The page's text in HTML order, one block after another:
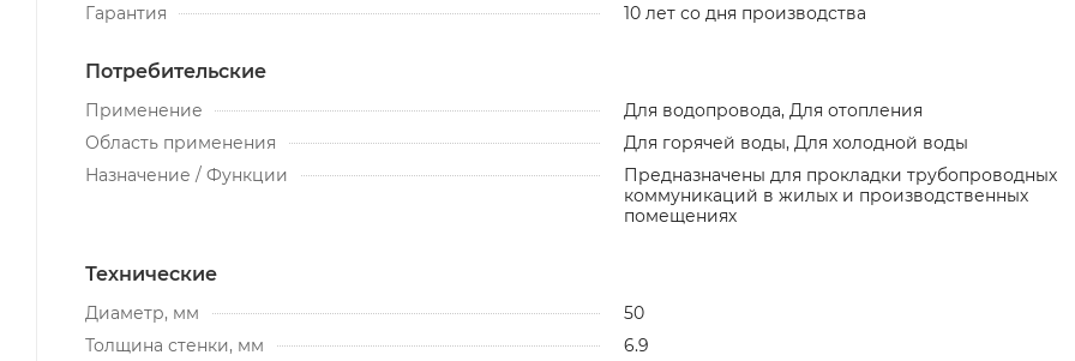
Гарантия
10 лет со дня производства
Потребительские
Применение
Для водопровода, Для отопления
Область применения
Для горячей воды, Для холодной воды
Назначение / Функции
Предназначены для прокладки трубопроводных
коммуникаций в жилых и производственных
помещениях
Технические
Диаметр, мм
50
Толщина стенки, мм
6.9